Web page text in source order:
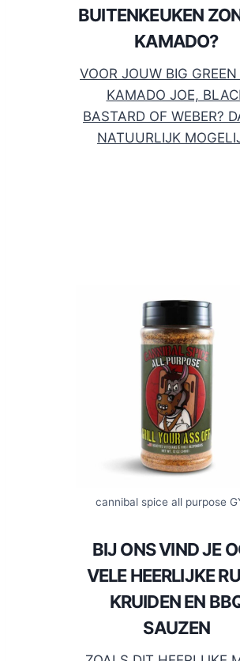
BUITENKEUKEN
KAMADO?
VOOR JOUW BIG GREEN
KAMADO JOE,
BASTARD OF WEBER?
NATUURLIJK
cannibal spice all purpose
BIJ ONS VIND JE
VELE HEERLIJKE
KRUIDEN EN
SAUZEN